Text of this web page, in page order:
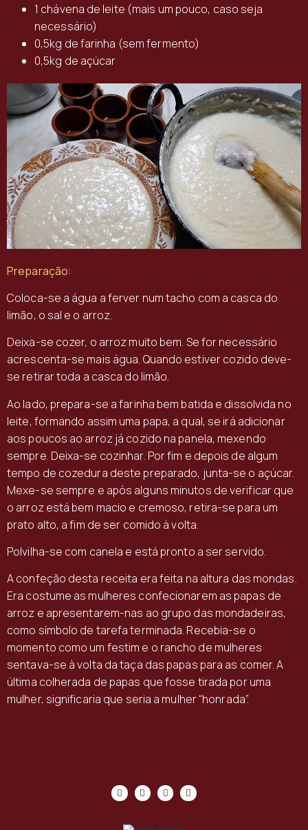
1 chávena de leite (mais um pouco, caso seja
necessário)
0,5kg de farinha (sem fermento)
0,5kg de açúcar
Preparação:
Coloca-se a água a ferver num tacho com a casca do
limão, o sal e o arroz.
Deixa-se cozer, o arroz muito bem. Se for necessário
acrescenta-se mais água. Quando estiver cozido deve-
se retirar toda a casca do limão.
Ao lado, prepara-se a farinha bem batida e dissolvida no
leite, formando assim uma papa, a qual, se irá adicionar
aos poucos ao arroz já cozido na panela, mexendo
sempre. Deixa-se cozinhar. Por fim e depois de algum
tempo de cozedura deste preparado, junta-se o açúcar.
Mexe-se sempre e após alguns minutos de verificar que
o arroz está bem macio e cremoso, retira-se para um
prato alto, a fim de ser comido à volta.
Polvilha-se com canela e está pronto a ser servido.
A confeção desta receita era feita na altura das mondas.
Era costume as mulheres confecionarem as papas de
arroz e apresentarem-nas ao grupo das mondadeiras,
como símbolo de tarefa terminada. Recebia-se o
momento como um festim e o rancho de mulheres
sentava-se à volta da taça das papas para as comer. A
última colherada de papas que fosse tirada por uma
mulher, significaria que seria a mulher “honrada”.